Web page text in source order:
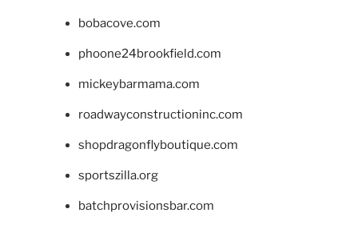
bobacove.com
phoone24brookfield.com
mickeybarmama.com
roadwayconstructioninc.com
shopdragonflyboutique.com
sportszilla.org
batchprovisionsbar.com